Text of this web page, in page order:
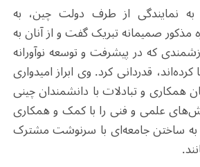
به نمایندگی از طرف دولت چین، به
مذکور صمیمانه تبریک گفت و از آنان به
که در پیشرفت و توسعه نوآورانه
قدردانی کرد. وی ابراز امیدواری
همکاری و تبادلات با دانشمندان چینی
علمی و فنی را با کمک و همکاری
به ساختن جامعه‌ای با سرنوشت مشترک